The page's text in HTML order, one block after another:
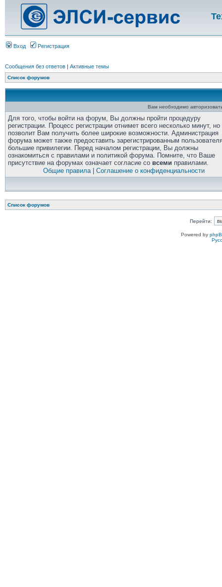
Вход Регистрация
Сообщения без ответов | Активные темы
Список форумов
Вам необходимо
Для того, чтобы войти на форум, Вы должны пройти процедуру
регистрации. Процесс регистрации отнимет всего несколько минут, но
позволит Вам получить более широкие возможности. Администрация
форума может также предоставить зарегистрированным
большие привилегии. Перед началом регистрации, Вы должны
ознакомиться с правилами и политикой форума. Помните, что Ваше
присутствие на форумах означает согласие со всеми правилами.
Общие правила| Соглашение о конфиденциальности
Список форумов
Перейти:
Powered by